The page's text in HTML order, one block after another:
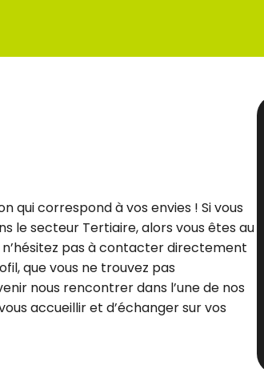
qui correspond à vos envies ! Si vous
le secteur Tertiaire, alors vous êtes au
pas à contacter directement
que vous ne trouvez pas
nous rencontrer dans l’une de nos
accueillir et d’échanger sur vos